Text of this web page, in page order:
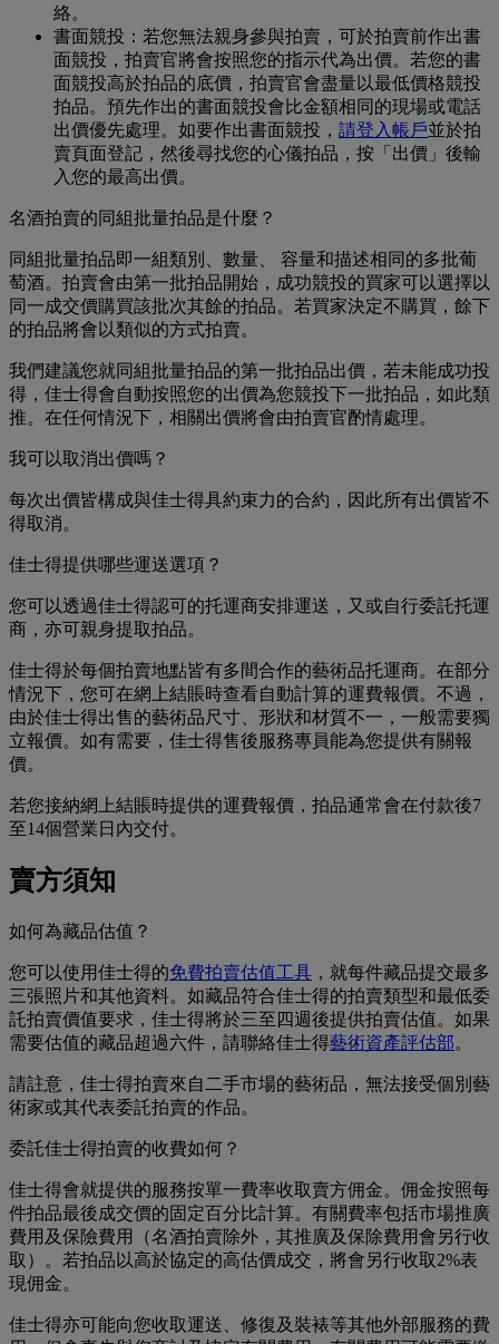
絡。
書面競投：若您無法親身參與拍賣，可於拍賣前作出書
面競投，拍賣官將會按照您的指示代為出價。若您的書
面競投高於拍品的底價，拍賣官會盡量以最低價格競投
拍品。預先作出的書面競投會比金額相同的現場或電話
出價優先處理。如要作出書面競投， 請登入帳戶並於拍
賣頁面登記，然後尋找您的心儀拍品，按「出價」後輸
入您的最高出價。
名酒拍賣的同組批量拍品是什麼？
同組批量拍品即一組類別、數量、 容量和描述相同的多批葡
萄酒。拍賣會由第一批拍品開始，成功競投的買家可以選擇以
同一成交價購買該批次其餘的拍品。若買家決定不購買，餘下
的拍品將會以類似的方式拍賣。
我們建議您就同組批量拍品的第一批拍品出價，若未能成功投
得，佳士得會自動按照您的出價為您競投下一批拍品，如此類
推。在任何情況下，相關出價將會由拍賣官酌情處理。
我可以取消出價嗎？
每次出價皆構成與佳士得具約束力的合約，因此所有出價皆不
得取消。
佳士得提供哪些運送選項？
您可以透過佳士得認可的托運商安排運送，又或自行委託托運
商，亦可親身提取拍品。
佳士得於每個拍賣地點皆有多間合作的藝術品托運商。在部分
情況下，您可在網上結賬時查看自動計算的運費報價。不過，
由於佳士得出售的藝術品尺寸、形狀和材質不一，一般需要獨
立報價。如有需要，佳士得售後服務專員能為您提供有關報
價。
若您接納網上結賬時提供的運費報價，拍品通常會在付款後7
至14個營業日內交付。
賣方須知
如何為藏品估值？
您可以使用佳士得的免費拍賣估值工具 ，就每件藏品提交最多
三張照片和其他資料。如藏品符合佳士得的拍賣類型和最低委
託拍賣價值要求，佳士得將於三至四週後提供拍賣估值。如果
需要估值的藏品超過六件，請聯絡佳士得藝術資產評估部。
請註意，佳士得拍賣來自二手市場的藝術品，無法接受個別藝
術家或其代表委託拍賣的作品。
委託佳士得拍賣的收費如何？
佳士得會就提供的服務按單一費率收取賣方佣金。佣金按照每
件拍品最後成交價的固定百分比計算。有關費率包括市場推廣
費用及保險費用（名酒拍賣除外，其推廣及保除費用會另行收
取）。若拍品以高於協定的高估價成交，將會另行收取2%表
現佣金。
佳士得亦可能向您收取運送、修復及裝裱等其他外部服務的費